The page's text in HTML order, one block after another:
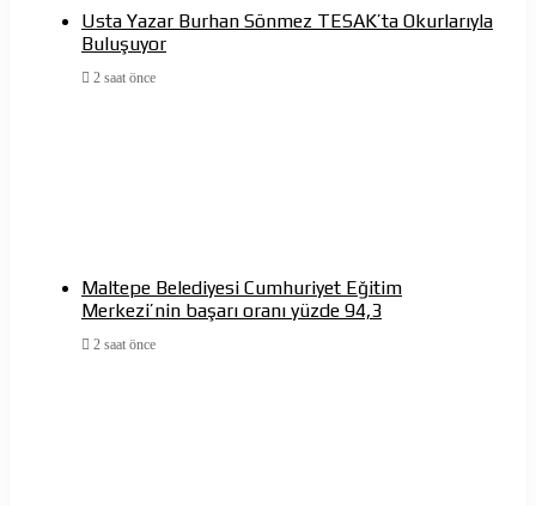
Usta Yazar Burhan Sönmez TESAK’ta Okurlarıyla
Buluşuyor
2 saat önce
Maltepe Belediyesi Cumhuriyet Eğitim
Merkezi’nin başarı oranı yüzde 94,3
2 saat önce